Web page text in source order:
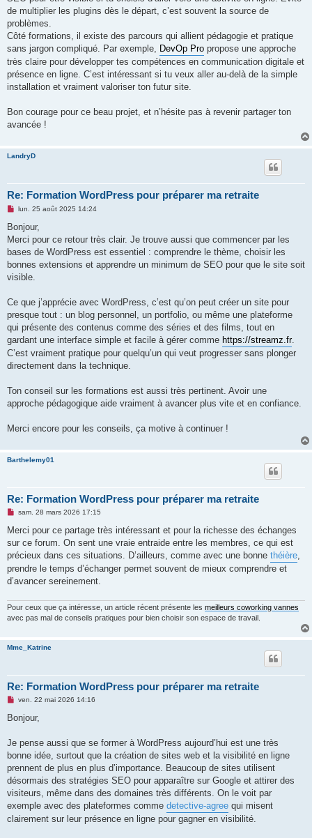
de multiplier les plugins dès le départ, c’est souvent la source de
problèmes.
Côté formations, il existe des parcours qui allient pédagogie et pratique
sans jargon compliqué. Par exemple, DevOp Pro propose une approche
très claire pour développer tes compétences en communication digitale et
présence en ligne. C’est intéressant si tu veux aller au-delà de la simple
installation et vraiment valoriser ton futur site.
Bon courage pour ce beau projet, et n’hésite pas à revenir partager ton
avancée !
LandryD
Re: Formation WordPress pour préparer ma retraite
M
s
a
g
n
o
u
lun. 25 août 2025 14:24
Bonjour,
Merci pour ce retour très clair. Je trouve aussi que commencer par les
bases de WordPress est essentiel : comprendre le thème, choisir les
bonnes extensions et apprendre un minimum de SEO pour que le site soit
visible.
Ce que j’apprécie avec WordPress, c’est qu’on peut créer un site pour
presque tout : un blog personnel, un portfolio, ou même une plateforme
qui présente des contenus comme des séries et des films, tout en
gardant une interface simple et facile à gérer comme https://streamz.fr.
C’est vraiment pratique pour quelqu’un qui veut progresser sans plonger
directement dans la technique.
Ton conseil sur les formations est aussi très pertinent. Avoir une
approche pédagogique aide vraiment à avancer plus vite et en confiance.
Merci encore pour les conseils, ça motive à continuer !
Barthelemy01
Re: Formation WordPress pour préparer ma retraite
M
s
a
g
n
o
n
u
sam. 28 mars 2026 17:15
Merci pour ce partage très intéressant et pour la richesse des échanges
sur ce forum. On sent une vraie entraide entre les membres, ce qui est
précieux dans ces situations. D’ailleurs, comme avec une bonne théière,
prendre le temps d’échanger permet souvent de mieux comprendre et
d’avancer sereinement.
Pour ceux que ça intéresse, un article récent présente les meilleurs coworking vannes
avec pas mal de conseils pratiques pour bien choisir son espace de travail.
Mme_Katrine
Re: Formation WordPress pour préparer ma retraite
M
s
g
n
o
l
u
ven. 22 mai 2026 14:16
Bonjour,
Je pense aussi que se former à WordPress aujourd’hui est une très
bonne idée, surtout que la création de sites web et la visibilité en ligne
prennent de plus en plus d’importance. Beaucoup de sites utilisent
désormais des stratégies SEO pour apparaître sur Google et attirer des
visiteurs, même dans des domaines très différents. On le voit par
exemple avec des plateformes comme detective-agree qui misent
clairement sur leur présence en ligne pour gagner en visibilité.